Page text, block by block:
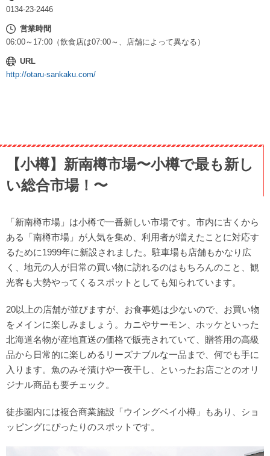
0134-23-2446
営業時間
06:00～17:00（飲食店は07:00～、店舗によって異なる）
URL
http://otaru-sankaku.com/
【小樽】新南樽市場〜小樽で最も新し
い総合市場！〜
「新南樽市場」は小樽で一番新しい市場です。市内に古くから
ある「南樽市場」が人気を集め、利用者が増えたことに対応す
るために1999年に新設されました。駐車場も店舗もかなり広
く、地元の人が日常の買い物に訪れるのはもちろんのこと、観
光客も大勢やってくるスポットとしても知られています。
20以上の店舗が並びますが、お食事処は少ないので、お買い物
をメインに楽しみましょう。カニやサーモン、ホッケといった
北海道名物が産地直送の価格で販売されていて、贈答用の高級
品から日常的に楽しめるリーズナブルな一品まで、何でも手に
入ります。魚のみそ漬けや一夜干し、といったお店ごとのオリ
ジナル商品も要チェック。
徒歩圏内には複合商業施設「ウイングベイ小樽」もあり、ショ
ッピングにぴったりのスポットです。